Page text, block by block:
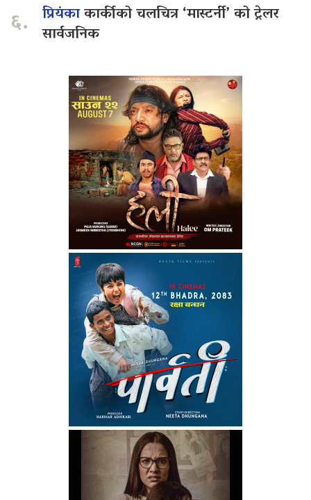
६. प्रियंकाकार्कीको चलचित्र ‘मास्टर्नी’ को ट्रेलर
सार्वजनिक